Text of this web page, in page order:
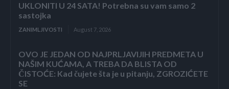
UKLONITI U 24 SATA! Potrebna su vam samo 2
sastojka
ZANIMLJIVOSTI August 7, 2026
OVO JE JEDAN OD NAJPRLJAVIJIH PREDMETA U
NAŠIM KUĆAMA, A TREBA DA BLISTA OD
ČISTOĆE: Kad čujete šta je u pitanju, ZGROZIĆETE
SE